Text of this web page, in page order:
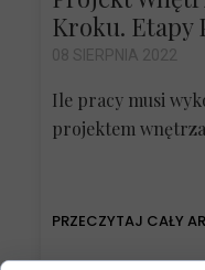
Kroku. Etapy
08 SIERPNIA 2022
Ile pracy musi
projektem
PRZECZYTAJ CAŁY